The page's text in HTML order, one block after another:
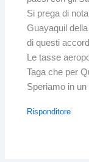
Si prega di
Guayaquil
di questi
Le tasse
Taga che per
Speriamo in
Risponditore